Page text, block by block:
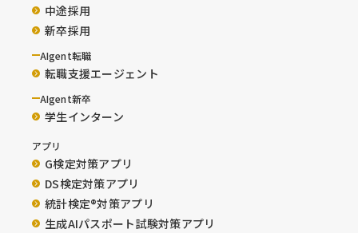
中途採用
新卒採用
AIgent転職
転職支援エージェント
AIgent新卒
学生インターン
アプリ
G検定対策アプリ
DS検定対策アプリ
統計検定®︎対策アプリ
生成AIパスポート試験対策アプリ